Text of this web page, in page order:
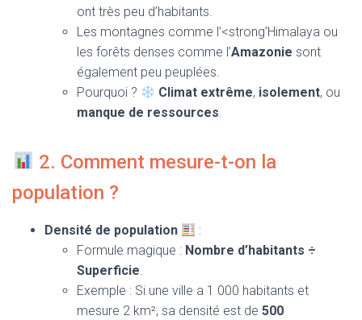
ont très peu d’habitants.
Les montagnes comme l’<strong’Himalaya ou
les forêts denses comme l’Amazonie sont
également peu peuplées.
Pourquoi ?
Climat extrême, isolement, ou
manque de ressources.
2. Comment mesure-t-on la
population ?
Densité de population
:
Formule magique : Nombre d’habitants ÷
Superficie.
Exemple : Si une ville a 1 000 habitants et
mesure 2 km², sa densité est de 500